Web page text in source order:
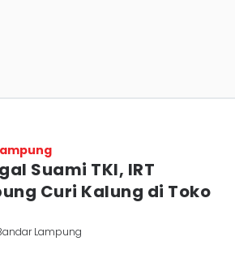
Suami TKI, IRT
Curi Kalung di Toko
Lampung